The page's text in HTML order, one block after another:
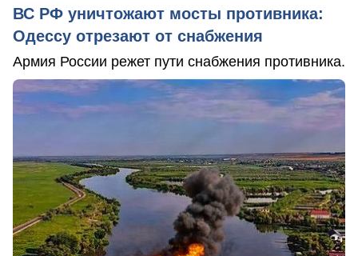
ВС РФ уничтожают мосты противника:
Одессу отрезают от снабжения
Армия России режет пути снабжения противника.